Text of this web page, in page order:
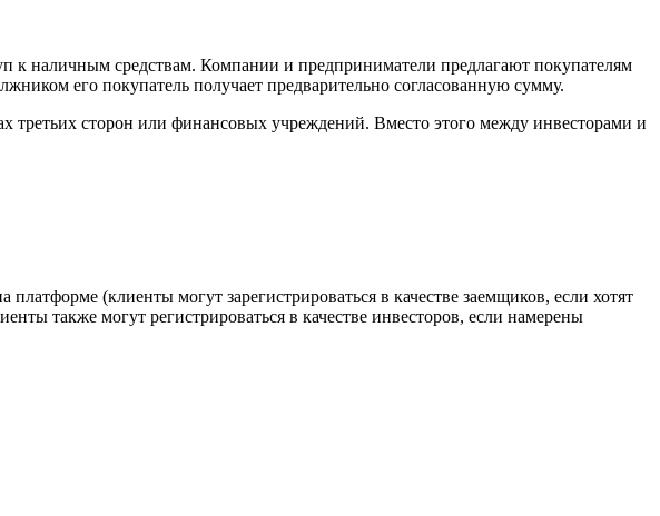
к наличным средствам. Компании и предприниматели предлагают покупателям
его покупатель получает предварительно согласованную сумму.
третьих сторон или финансовых учреждений. Вместо этого между инвесторами и
(клиенты могут зарегистрироваться в качестве заемщиков, если хотят
также могут регистрироваться в качестве инвесторов, если намерены